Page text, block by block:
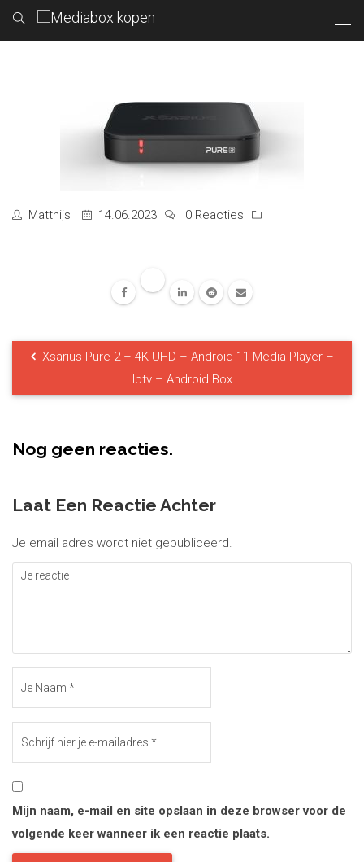
Matthijs 14.06.2023 0 Reacties
Xsarius Pure 2 – 4K UHD – Android 11 Media Player –
Iptv – Android Box
Nog geen reacties.
Laat Een Reactie Achter
Je email adres wordt niet gepubliceerd.
Mijn naam, e-mail en site opslaan in deze browser voor de
volgende keer wanneer ik een reactie plaats.